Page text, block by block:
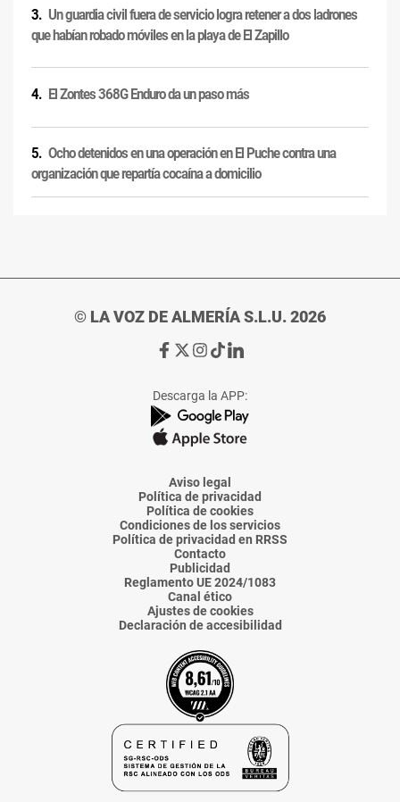
Un guardia civil fuera de servicio logra retener a dos ladrones
que habían robado móviles en la playa de El Zapillo
El Zontes 368G Enduro da un paso más
Ocho detenidos en una operación en El Puche contra una
organización que repartía cocaína a domicilio
© LA VOZ DE ALMERÍA S.L.U. 2026
Ir
de
La
Voz
Almería
Ir
de
La
Voz
Almería
Ir
de
La
Voz
Almería
Ir
de
La
Voz
Almería
Ir
de
La
Voz
Descarga la APP:
Aviso legal
Política de privacidad
Política de cookies
Condiciones de los servicios
Política de privacidad en RRSS
Contacto
Publicidad
Reglamento UE 2024/1083
Canal ético
Ajustes de cookies
Declaración de accesibilidad